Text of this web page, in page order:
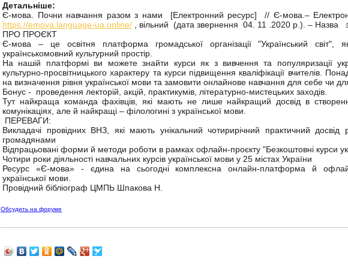
Детальніше:
Є-мова. Почни навчання разом з нами [Електронний ресурс] // Є-мова.–
https://emova.language-ua.online/ , вільний (дата звернення 04. 11 .2020 р.). – Назва
ПРО ПРОЄКТ
Є-мова – це освітня платформа громадської організації "Український
українськомовний культурний простір.
На нашій платформі ви можете знайти курси як з вивчення та популяризації
культурно-просвітницького характеру та курси підвищення кваліфікації вчителів.
на визначення рівня української мови та замовити онлайнове навчання для себе чи
Бонус - проведення лекторій, акцій, практикумів, літературно-мистецьких заходів.
Тут найкраща команда фахівців, які мають не лише найкращий досвід в
комунікаціях, але й найкращі – філологині з української мови.
ПЕРЕВАГИ:
Викладачі провідних ВНЗ, які мають унікальний чотирирічний практичний досвід
громадянами
Відпрацьовані форми й методи роботи в рамках офлайн-проєкту "Безкоштовні курси
Чотири роки діяльності навчальних курсів української мови у 25 містах України
Ресурс «Є-мова» - єдина на сьогодні комплексна онлайн-платформа й
української мови.
Провідний бібліограф ЦМПЬ Шпакова Н.
Обсудить на форуме